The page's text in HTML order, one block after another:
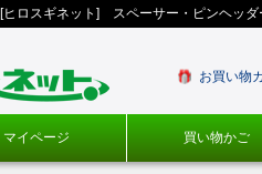
[ヒロスギネット] スペーサー・ピンヘッ
お買い物
マイページ 買い物かご